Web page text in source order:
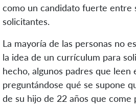
como un candidato fuerte entre
solicitantes.
La mayoría de las personas no
la idea de un currículum para
hecho, algunos padres que leen
preguntándose qué se supone
de su hijo de 22 años que come